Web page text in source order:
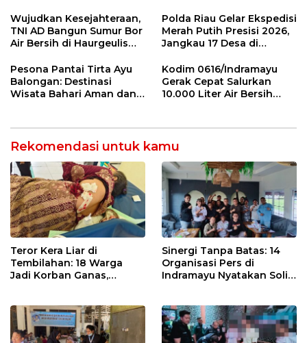
Strategis
dan Analisa Program Kerja
Wujudkan Kesejahteraan,
TNI AD Bangun Sumur Bor
Air Bersih di Haurgeulis
Polda Riau Gelar Ekspedisi
Merah Putih Presisi 2026,
Jangkau 17 Desa di
Pesona Pantai Tirta Ayu
Balongan: Destinasi
Wisata Bahari Aman dan
Kodim 0616/Indramayu
Gerak Cepat Salurkan
10.000 Liter Air Bersih
Rekomendasi untuk kamu
Teror Kera Liar di
Tembilahan: 18 Warga
Jadi Korban Ganas,
Sinergi Tanpa Batas: 14
Organisasi Pers di
Indramayu Nyatakan Solid